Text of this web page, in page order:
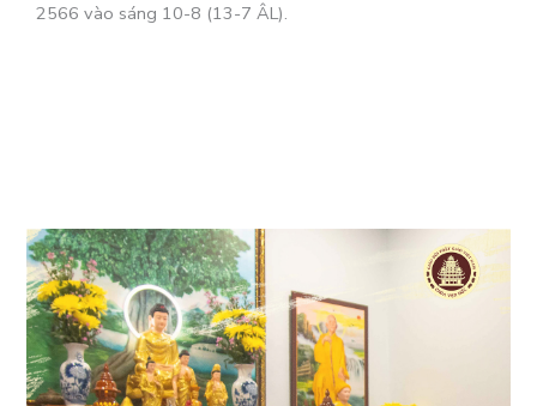
2566 vào sáng 10-8 (13-7 ÂL).